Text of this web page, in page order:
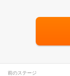
前のステージ